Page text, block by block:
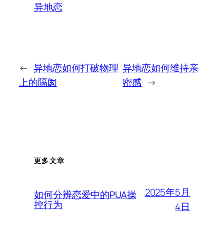
异地恋
← 异地恋如何打破物理
上的隔阂
异地恋如何维持亲
密感 →
更多文章
如何分辨恋爱中的PUA操
控行为
2025年5月
4日